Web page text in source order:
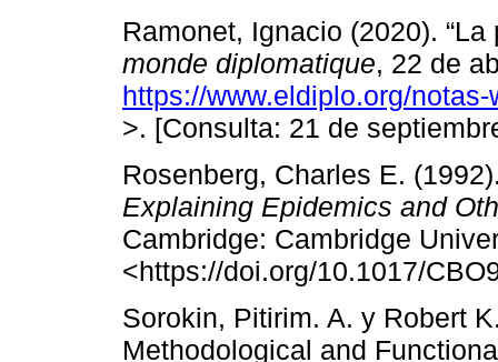
Ramonet, Ignacio (2020).
monde diplomatique, 22 de
https://www.eldiplo.org/
>. [Consulta: 21 de
Rosenberg, Charles E.
Explaining Epidemics and
Cambridge: Cambridge
<https://doi.org/10.1017/
Sorokin, Pitirim. A. y Robert
Methodological and